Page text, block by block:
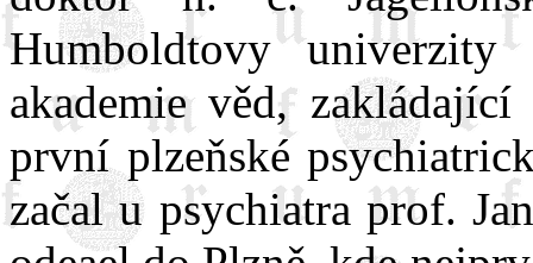
Humboldtovy
akademie věd,
první plzeňské
začal u psychiatra prof.